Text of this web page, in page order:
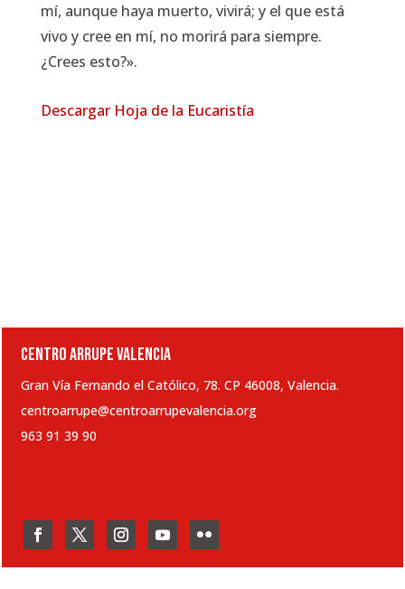
mí, aunque haya muerto, vivirá; y el que está
vivo y cree en mí, no morirá para siempre.
¿Crees esto?».
Descargar Hoja de la Eucaristía
CENTRO ARRUPE VALENCIA
Gran Vía Fernando el Católico, 78. CP 46008, Valencia.
centroarrupe@centroarrupevalencia.org
963 91 39 90